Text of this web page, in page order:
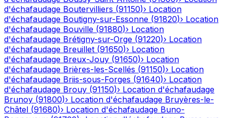
d'échafaudage Boutervilliers (91150)› Location
d'échafaudage Boutigny-sur-Essonne (91820)› Location
d'échafaudage Bouville (91880)› Location
d'échafaudage Brétigny-sur-Orge (91220)› Location
d'échafaudage Breuillet (91650)› Location
d'échafaudage Breux-Jouy (91650)› Location
d'échafaudage Brières-les-Scellés (91150)› Location
d'échafaudage Briis-sous-Forges (91640)› Location
d'échafaudage Brouy (91150)› Location d'échafaudage
Brunoy (91800)› Location d'échafaudage Bruyères-le-
Châtel (91680)› Location d'échafaudage Buno-